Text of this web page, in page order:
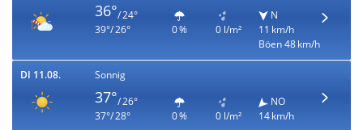
36°/ 24°
39°/ 26°
0 % 0 l/m²
N
11 km/h
Böen 48 km/h
DI 11.08. Sonnig
37°/ 26°
37°/ 28°
0 % 0 l/m²
NO
14 km/h